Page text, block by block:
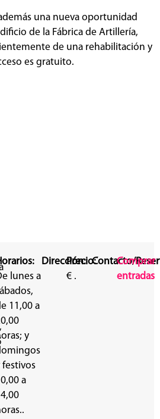
una nueva oportunidad
de la Fábrica de Artillería,
de una rehabilitación y
es gratuito.
lunes a
11,00 a
y
festivos
a
Dirección:
Precio:
€ .
Contacto/Comprar
entradas